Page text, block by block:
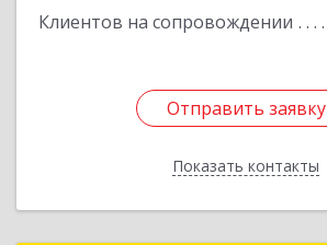
Клиентов на сопровождении
Отправить заявку
Показать контакты
Отправить заявку
Назад